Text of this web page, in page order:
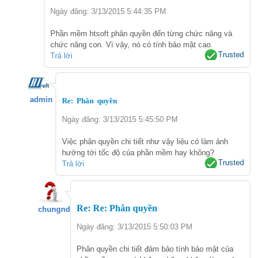
Ngày đăng: 3/13/2015 5:44:35 PM
Phần mềm htsoft phân quyền đến từng chức năng và
chức năng con. Vì vậy, nó có tính bảo mật cao.
Trả lời
Trusted
admin Re: Phân quyền
Ngày đăng: 3/13/2015 5:45:50 PM
Việc phân quyền chi tiết như vậy liệu có làm ảnh
hưởng tới tốc độ của phần mềm hay không?
Trả lời
Trusted
chungnd Re: Re: Phân quyền
Ngày đăng: 3/13/2015 5:50:03 PM
Phân quyền chi tiết đảm bảo tính bảo mật của